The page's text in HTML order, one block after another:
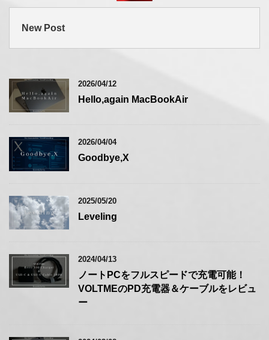
New Post
2026/04/12
Hello,again MacBookAir
2026/04/04
Goodbye,X
2025/05/20
Leveling
2024/04/13
ノートPCをフルスピードで充電可能！
VOLTMEのPD充電器＆ケーブルをレビュ
ー